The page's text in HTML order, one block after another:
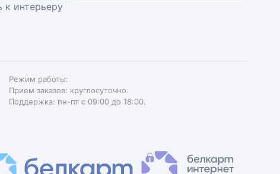
интерьеру
Режим работы:
Прием заказов: круглосуточно.
Поддержка: пн-пт с 09:00 до 18:00.